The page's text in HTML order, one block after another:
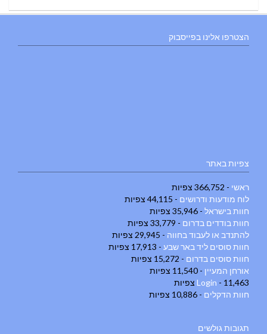
הצטרפו אלינו בפייסבוק
צפיות באתר
ראשי - 366,752 צפיות
לוח מודעות ודרושים - 44,115 צפיות
חוות בישראל - 35,946 צפיות
חוות בודדים בדרום - 33,779 צפיות
להתנדב או לעבוד בחווה - 29,945 צפיות
חוות סוסים ליד באר שבע - 17,913 צפיות
חוות סוסים בדרום - 15,272 צפיות
אורחן המעיין - 11,540 צפיות
Login - 11,463 צפיות
חוות הדקלים - 10,886 צפיות
תגובות גולשים